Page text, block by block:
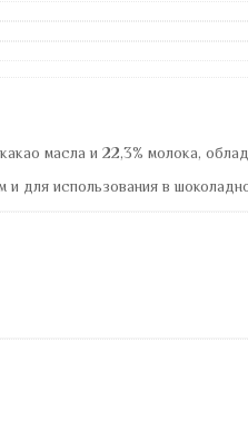
масла и 22,3% молока,
для использования в